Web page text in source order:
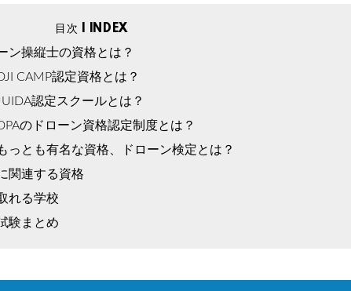
ン操縦士の資格とは？
CAMP認定資格とは？
認定スクールとは？
のドローン資格認定制度とは？
っとも有名な資格、ドローン検定とは？
関連する資格
れる学校
験まとめ